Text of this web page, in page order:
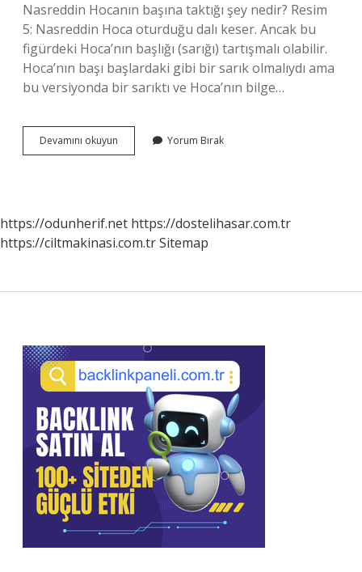
Nasreddin Hocanın başına taktığı şey nedir? Resim
5: Nasreddin Hoca oturduğu dalı keser. Ancak bu
figürdeki Hoca’nın başlığı (sarığı) tartışmalı olabilir.
Hoca’nın başı başlardaki gibi bir sarık olmalıydı ama
bu versiyonda bir sarıktı ve Hoca’nın bilge…
Devamını okuyun Hocaların
Kafasına
Yorum Bırak
https://odunherif.net https://dostelihasar.com.tr
https://ciltmakinasi.com.trSitemap
Sidebar